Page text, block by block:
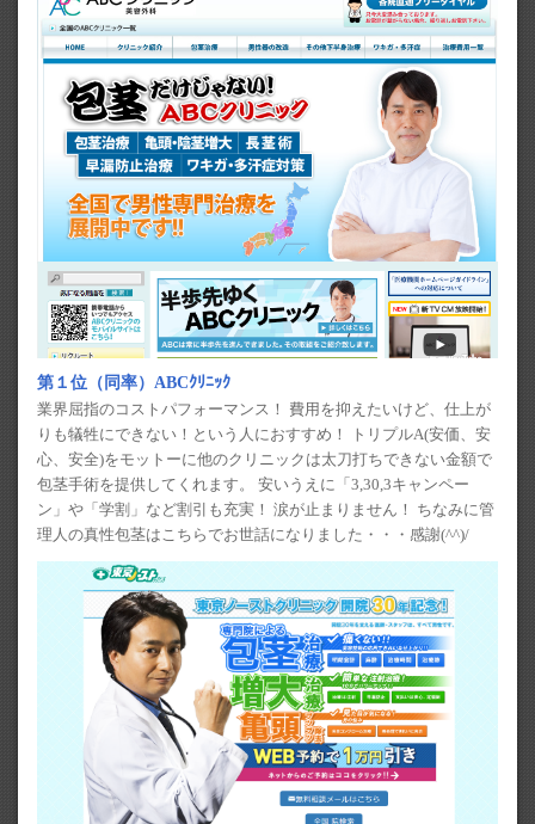
第１位（同率）ABCｸﾘﾆｯｸ
業界屈指のコストパフォーマンス！ 費用を抑えたいけど、仕上が
りも犠牲にできない！という人におすすめ！ トリプルA(安価、安
心、安全)をモットーに他のクリニックは太刀打ちできない金額で
包茎手術を提供してくれます。 安いうえに「3,30,3キャンペー
ン」や「学割」など割引も充実！ 涙が止まりません！ ちなみに管
理人の真性包茎はこちらでお世話になりました・・・感謝(^^)/